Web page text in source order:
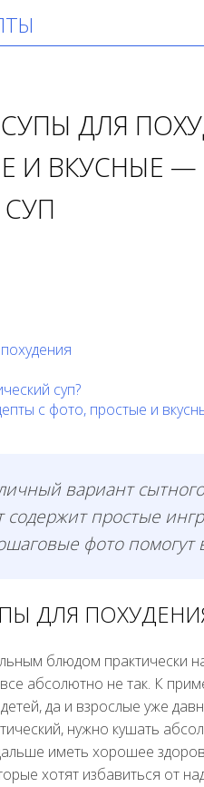
ДЛЯ
И ВКУСНЫЕ —
суп?
с фото, простые и
вариант
содержит простые
фото помогут
ДЛЯ
блюдом практически
абсолютно не так. К
да и взрослые уже
нужно кушать
иметь хорошее
хотят избавиться от